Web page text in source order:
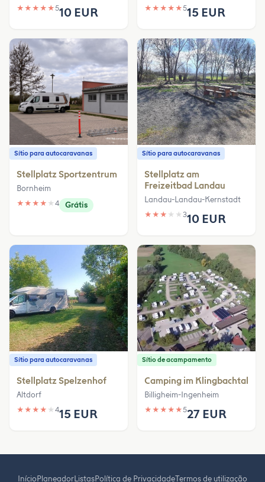
★ ★ ★ ★ ★510 EUR ★ ★ ★ ★ ★515 EUR
Sítio para autocaravanas
Stellplatz Sportzentrum
Bornheim
★ ★ ★ ★ ★ 4 Grátis
Sítio para autocaravanas
Stellplatz am
Freizeitbad Landau
Landau-Landau-Kernstadt
★ ★ ★ ★ ★ 310 EUR
Sítio para autocaravanas
Stellplatz Spelzenhof
Altdorf
★ ★ ★ ★ ★ 415 EUR
Sítio de acampamento
Camping im Klingbachtal
Billigheim-Ingenheim
★ ★ ★ ★ ★527 EUR
InícioPlaneadorListasPolítica de PrivacidadeTermos de utilização